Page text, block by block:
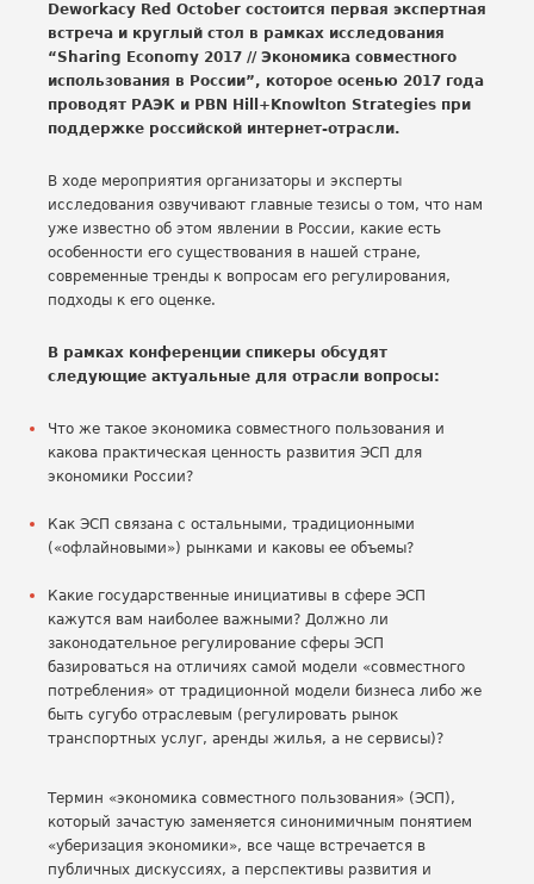
Deworkacy Red October состоится первая экспертная
встреча и круглый стол в рамках исследования
“Sharing Economy 2017 // Экономика совместного
использования в России”, которое осенью 2017 года
проводят РАЭК и PBN Hill+Knowlton Strategies при
поддержке российской интернет-отрасли.
В ходе мероприятия организаторы и эксперты
исследования озвучивают главные тезисы о том, что нам
уже известно об этом явлении в России, какие есть
особенности его существования в нашей стране,
современные тренды к вопросам его регулирования,
подходы к его оценке.
В рамках конференции спикеры обсудят
следующие актуальные для отрасли вопросы:
Что же такое экономика совместного пользования и
какова практическая ценность развития ЭСП для
экономики России?
Как ЭСП связана с остальными, традиционными
(«офлайновыми») рынками и каковы ее объемы?
Какие государственные инициативы в сфере ЭСП
кажутся вам наиболее важными? Должно ли
законодательное регулирование сферы ЭСП
базироваться на отличиях самой модели «совместного
потребления» от традиционной модели бизнеса либо же
быть сугубо отраслевым (регулировать рынок
транспортных услуг, аренды жилья, а не сервисы)?
Термин «экономика совместного пользования» (ЭСП),
который зачастую заменяется синонимичным понятием
«уберизация экономики», все чаще встречается в
публичных дискуссиях, а перспективы развития и